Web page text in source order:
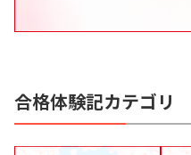
合格体験記カテゴリ